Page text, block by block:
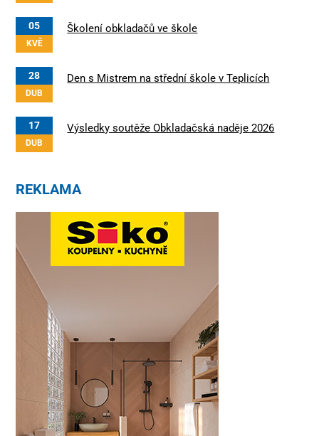
05
KVĚ
Školení obkladačů ve škole
28
DUB
Den s Mistrem na střední škole v Teplicích
17
DUB
Výsledky soutěže Obkladačská naděje 2026
REKLAMA